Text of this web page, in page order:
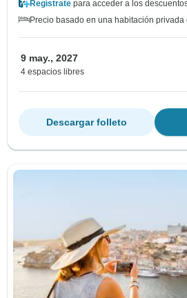
Regístrate para acceder a los
Precio basado en una habitación privada
9 may., 2027
4 espacios libres
Descargar folleto